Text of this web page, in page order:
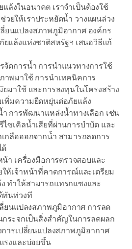
ล้งในอนาคต เราจำเป็นต้องใช้
ยให้เราประหยัดน้ำ วางแผนล่วง
ยนแปลงสภาพภูมิอากาศ องค์กร
ยแล้งแห่งชาติสหรัฐฯ เสนอวิธีแก้
จัดการน้ำ การนำแนวทางการใช้
าพมาใช้ การนำเทคนิคการ
มาใช้ และการลงทุนในโครงสร้าง
พิ่มความยืดหยุ่นต่อภัยแล้ง
ำ การพัฒนาแหล่งน้ำทางเลือก เช่น
ไซเคิลน้ำเสียที่ผ่านการบำบัด และ
กลือออกจากน้ำ สามารถลดการ
ด้
า เครื่องมือการตรวจสอบและ
ห้เจ้าหน้าที่คาดการณ์และเตรียม
ทำให้สามารถแทรกแซงและ
ทันท่วงที
ยนแปลงสภาพภูมิอากาศ การลด
กระจกเป็นสิ่งสำคัญในการลดผลก
การเปลี่ยนแปลงสภาพภูมิอากาศ
รงและบ่อยขึ้น